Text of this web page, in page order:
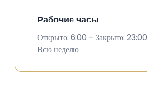
Рабочие часы
Открыто: 6:00 – Закрыто: 23:00
Всю неделю